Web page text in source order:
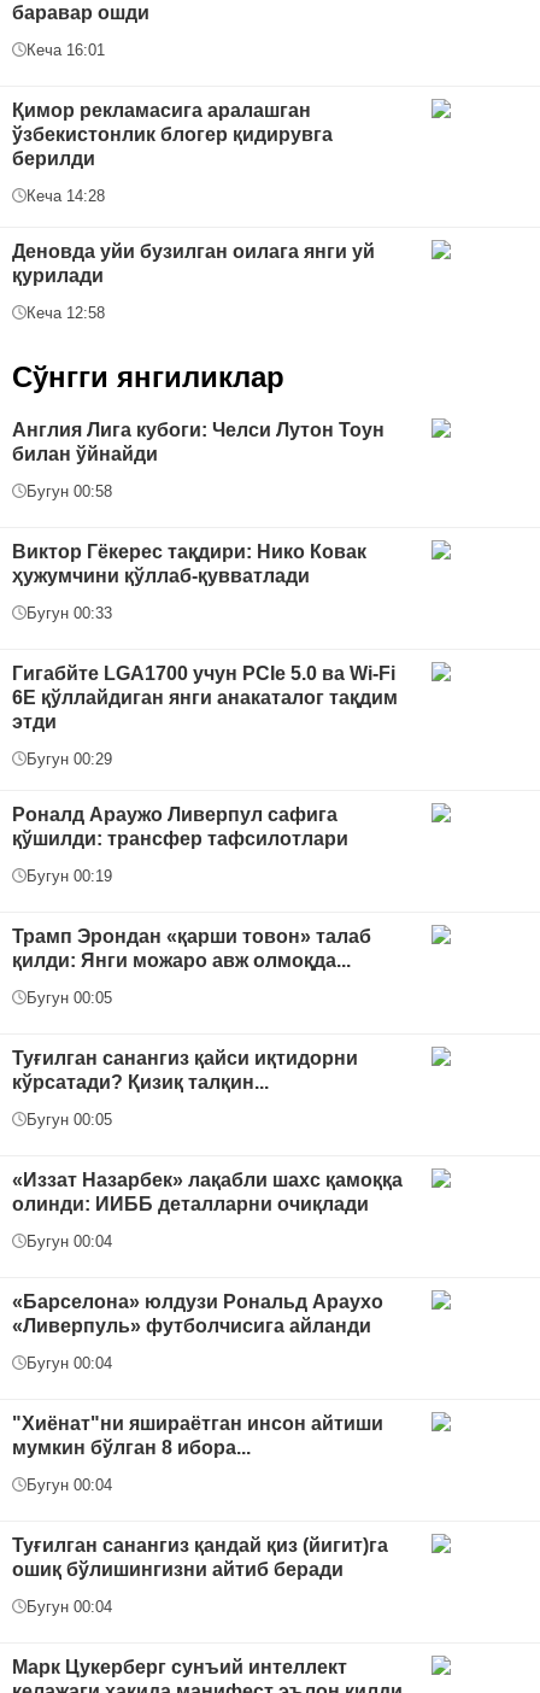
баравар ошди
Кеча 16:01
Қимор рекламасига аралашган
ўзбекистонлик блогер қидирувга
берилди
Кеча 14:28
Деновда уйи бузилган оилага янги уй
қурилади
Кеча 12:58
Сўнгги янгиликлар
Англия Лига кубоги: Челси Лутон Тоун
билан ўйнайди
Бугун 00:58
Виктор Гёкерес тақдири: Нико Ковак
ҳужумчини қўллаб-қувватлади
Бугун 00:33
Гигабйте LGA1700 учун PCIe 5.0 ва Wi-Fi
6E қўллайдиган янги анакаталог тақдим
этди
Бугун 00:29
Роналд Араужо Ливерпул сафига
қўшилди: трансфер тафсилотлари
Бугун 00:19
Трамп Эрондан «қарши товон» талаб
қилди: Янги можаро авж олмоқда...
Бугун 00:05
Туғилган санангиз қайси иқтидорни
кўрсатади? Қизиқ талқин...
Бугун 00:05
«Иззат Назарбек» лақабли шахс қамоққа
олинди: ИИББ деталларни очиқлади
Бугун 00:04
«Барселона» юлдузи Рональд Араухо
«Ливерпуль» футболчисига айланди
Бугун 00:04
"Хиёнат"ни яшираётган инсон айтиши
мумкин бўлган 8 ибора...
Бугун 00:04
Туғилган санангиз қандай қиз (йигит)га
ошиқ бўлишингизни айтиб беради
Бугун 00:04
Марк Цукерберг сунъий интеллект